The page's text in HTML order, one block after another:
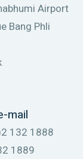
Airport
Bang Phli
mail
132 1888
1889